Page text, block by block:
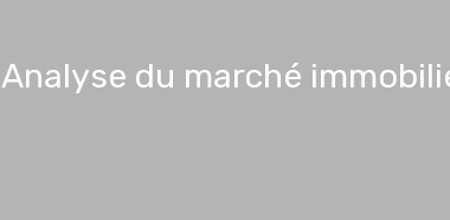
Analyse du marché